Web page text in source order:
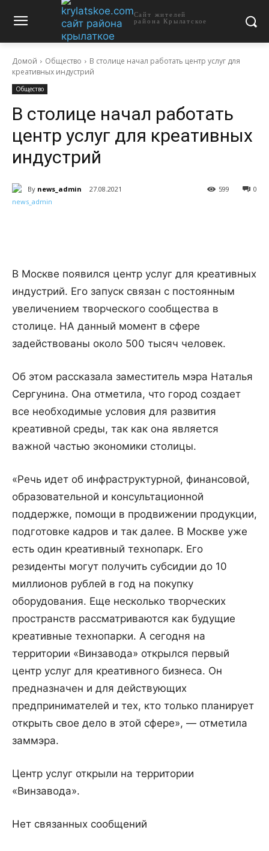
Сайт жителей
района Крылатское
Домой Общество
В столице начал работать центр услуг для
креативных индустрий
Общество
В столице начал работать
центр услуг для креативных
индустрий
By news_admin 27.08.2021 0
599
В Москве появился центр услуг для креативных
индустрий. Его запуск связан с постоянным
увеличением творческого сообщества в
столице. НА данный момент в сфере
задействованы около 500 тысяч человек.
Об этом рассказала заместитель мэра Наталья
Сергунина. Она отметила, что город создает
все необходимые условия для развития
креативной среды, так как она является
важной частью экономики столицы.
«Речь идет об инфраструктурной, финансовой,
образовательной и консультационной
поддержке, помощи в продвижении продукции,
подготовке кадров и так далее. В Москве уже
есть один креативный технопарк. Его
резиденты могут получить субсидии до 10
миллионов рублей в год на покупку
оборудования. Еще несколько творческих
пространств рассматриваются как будущие
креативные технопарки. А сегодня на
территории «Винзавода» открылся первый
центр услуг для креативного бизнеса. Он
предназначен и для действующих
предпринимателей и тех, кто только планирует
открыть свое дело в этой сфере», — отметила
заммэра.
Центр услуг открыли на территории
«Винзавода».
Нет связанных сообщений